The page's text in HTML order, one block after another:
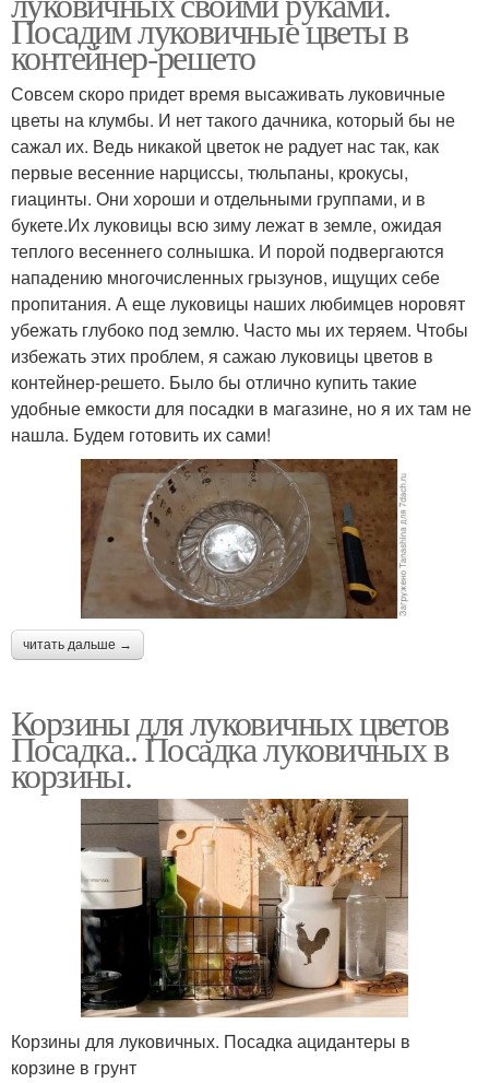
Посадим луковичные цветы в
контейнер-решето
Совсем скоро придет время высаживать луковичные
цветы на клумбы. И нет такого дачника, который бы не
сажал их. Ведь никакой цветок не радует нас так, как
первые весенние нарциссы, тюльпаны, крокусы,
гиацинты. Они хороши и отдельными группами, и в
букете.Их луковицы всю зиму лежат в земле, ожидая
теплого весеннего солнышка. И порой подвергаются
нападению многочисленных грызунов, ищущих себе
пропитания. А еще луковицы наших любимцев норовят
убежать глубоко под землю. Часто мы их теряем. Чтобы
избежать этих проблем, я сажаю луковицы цветов в
контейнер-решето. Было бы отлично купить такие
удобные емкости для посадки в магазине, но я их там не
нашла. Будем готовить их сами!
читать дальше →
Корзины для луковичных цветов
Посадка.. Посадка луковичных в
корзины.
Корзины для луковичных. Посадка ацидантеры в
корзине в грунт